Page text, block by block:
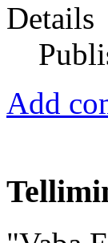
Details
Add